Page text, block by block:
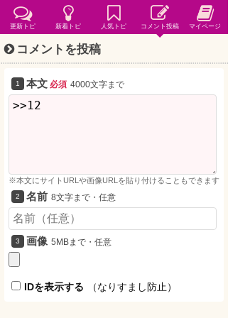
コメントを投稿
本文 必須 4000文字まで
※本文にサイトURLや画像URLを貼り付けることもできます
名前 8文字まで・任意
画像 5MBまで・任意
IDを表示する （なりすまし防止）
更新トピ 新着トピ 人気トピ コメント投稿 マイページ